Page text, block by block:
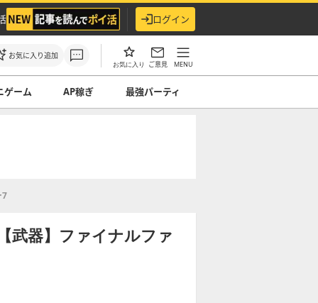
ログイン
お気に入り追加
お気に入り ご意見 MENU
ゲーム AP稼ぎ 最強パーティ
7
武器】ファイナルファ